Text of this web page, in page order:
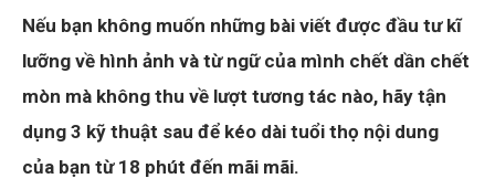
Nếu bạn không muốn những bài viết được đầu tư kĩ
lưỡng về hình ảnh và từ ngữ của mình chết dần chết
mòn mà không thu về lượt tương tác nào, hãy tận
dụng 3 kỹ thuật sau để kéo dài tuổi thọ nội dung
của bạn từ 18 phút đến mãi mãi.